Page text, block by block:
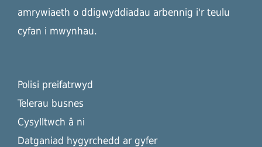
amrywiaeth o ddigwyddiadau arbennig i'r teulu
cyfan i mwynhau.
Polisi preifatrwyd
Telerau busnes
Cysylltwch â ni
Datganiad hygyrchedd ar gyfer